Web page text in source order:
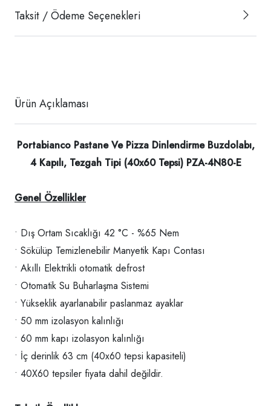
Taksit / Ödeme Seçenekleri
Ürün Açıklaması
Portabianco Pastane Ve Pizza Dinlendirme Buzdolabı,
4 Kapılı, Tezgah Tipi (40x60 Tepsi) PZA-4N80-E
Genel Özellikler
• Dış Ortam Sıcaklığı 42 °C - %65 Nem
• Sökülüp Temizlenebilir Manyetik Kapı Contası
• Akıllı Elektrikli otomatik defrost
• Otomatik Su Buharlaşma Sistemi
• Yükseklik ayarlanabilir paslanmaz ayaklar
• 50 mm izolasyon kalınlığı
• 60 mm kapı izolasyon kalınlığı
• İç derinlik 63 cm (40x60 tepsi kapasiteli)
• 40X60 tepsiler fiyata dahil değildir.